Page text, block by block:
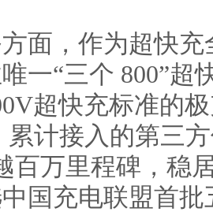
面，作为超快
一“三个 800”超
超快充标准的
累计接入的第三
百万里程碑，稳
国充电联盟首